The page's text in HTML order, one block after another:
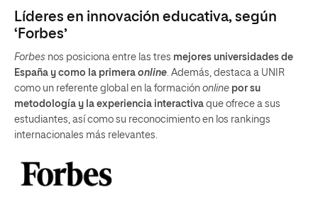
Líderes en innovación educativa, según
‘Forbes’
Forbes nos posiciona entre las tres mejores universidades de
España y como la primera online. Además, destaca a UNIR
como un referente global en la formación online por su
metodología y la experiencia interactiva que ofrece a sus
estudiantes, así como su reconocimiento en los rankings
internacionales más relevantes.